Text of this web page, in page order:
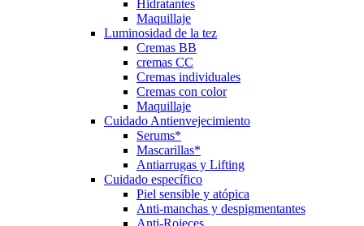
Hidratantes
Maquillaje
Luminosidad de la tez
Cremas BB
cremas CC
Cremas individuales
Cremas con color
Maquillaje
Cuidado Antienvejecimiento
Serums*
Mascarillas*
Antiarrugas y Lifting
Cuidado específico
Piel sensible y atópica
Anti-manchas y despigmentantes